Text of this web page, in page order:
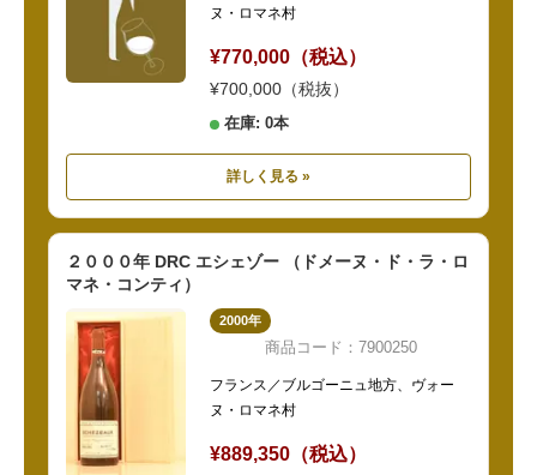
ヌ・ロマネ村
¥770,000（税込）
¥700,000（税抜）
在庫: 0本
詳しく見る »
２０００年 DRC エシェゾー （ドメーヌ・ド・ラ・ロ
マネ・コンティ）
2000年
商品コード：7900250
フランス／ブルゴーニュ地方、ヴォー
ヌ・ロマネ村
¥889,350（税込）